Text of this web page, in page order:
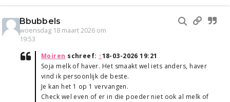
Bbubbels
woensdag 18 maart 2026 om
19:53
Moiren schreef: ↑18-03-2026 19:21
Soja melk of haver. Het smaakt wel iets anders, haver
vind ik persoonlijk de beste.
Je kan het 1 op 1 vervangen.
Check wel even of er in die poeder niet ook al melk of